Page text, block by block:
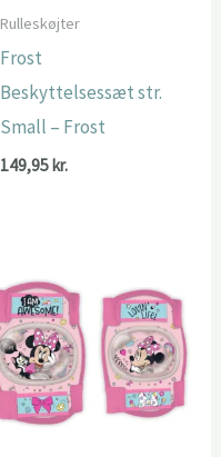
Rulleskøjter
Frost
Beskyttelsessæt str.
Small – Frost
149,95kr.